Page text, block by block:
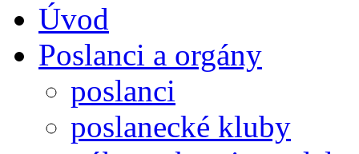
Úvod
Poslanci a orgány
poslanci
poslanecké kluby